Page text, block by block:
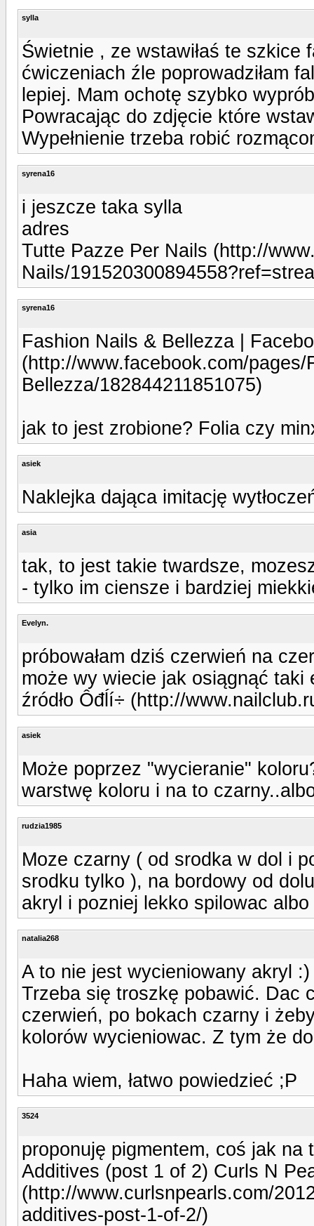
sylla
Świetnie , ze wstawiłaś te szkice
ćwiczeniach źle poprowadziłam
lepiej. Mam ochotę szybko
Powracając do zdjęcie które
Wypełnienie trzeba robić
syrena16
i jeszcze taka sylla
adres
Tutte Pazze Per Nails (http://
Nails/
syrena16
Fashion Nails & Bellezza |
(http://www.facebook.com/pages/
Bellezza/182844211851075)
jak to jest zrobione? Folia czy
asiek
Naklejka dająca imitację
asia
tak, to jest takie twardsze,
- tylko im ciensze i bardziej
Evelyn.
próbowałam dziś czerwień na
może wy wiecie jak osiągnąć taki
źródło Ôđĺí÷ (http://
asiek
Może poprzez "wycieranie"
warstwę koloru i na to
rudzia1985
Moze czarny ( od srodka w dol i
srodku tylko ), na bordowy od
akryl i pozniej lekko spilowac
natalia268
A to nie jest wycieniowany akryl :)
Trzeba się troszkę pobawić. Dac
czerwień, po bokach czarny i
kolorów wycieniowac. Z tym że
Haha wiem, łatwo powiedzieć ;P
3524
proponuję pigmentem, coś jak
Additives (post 1 of 2) Curls N
(http://www.curlsnpearls.com/
additives-post-1-of-2/)